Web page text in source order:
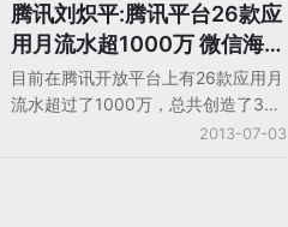
腾讯刘炽平:腾讯平台26款应
用月流水超1000万 微信海外
用户超7000万
目前在腾讯开放平台上有26款应用月
流水超过了1000万，总共创造了30
亿元的第三方的收益。腾讯目前拥有
2013-07-03